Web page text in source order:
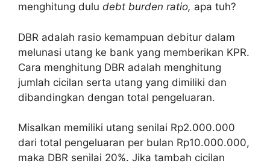
menghitung dulu debt burden ratio, apa tuh?
DBR adalah rasio kemampuan debitur dalam
melunasi utang ke bank yang memberikan KPR.
Cara menghitung DBR adalah menghitung
jumlah cicilan serta utang yang dimiliki dan
dibandingkan dengan total pengeluaran.
Misalkan memiliki utang senilai Rp2.000.000
dari total pengeluaran per bulan Rp10.000.000,
maka DBR senilai 20%. Jika tambah cicilan